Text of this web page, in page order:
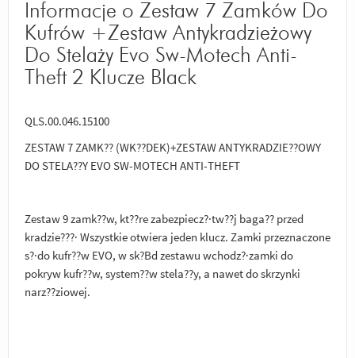
Informacje o Zestaw 7 Zamków Do
Kufrów +Zestaw Antykradzieżowy
Do Stelaży Evo Sw-Motech Anti-
Theft 2 Klucze Black
QLS.00.046.15100
ZESTAW 7 ZAMK?? (WK??DEK)+ZESTAW ANTYKRADZIE??OWY
DO STELA??Y EVO SW-MOTECH ANTI-THEFT
Zestaw 9 zamk??w, kt??re zabezpiecz?·tw??j baga?? przed
kradzie???· Wszystkie otwiera jeden klucz. Zamki przeznaczone
s?·do kufr??w EVO, w sk?Bd zestawu wchodz?·zamki do
pokryw kufr??w, system??w stela??y, a nawet do skrzynki
narz??ziowej.